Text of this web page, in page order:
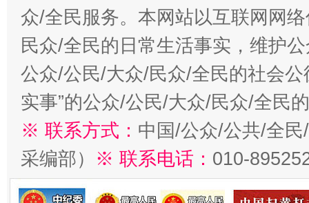
众/全民服务。本网站以互联网网
民众/全民的日常生活事实，维护
公众/公民/大众/民众/全民的社会公
实事”的公众/公民/大众/民众/全民
※ 联系方式： 中国/公众/公共/全
采编部） ※ 联系电话： 010-